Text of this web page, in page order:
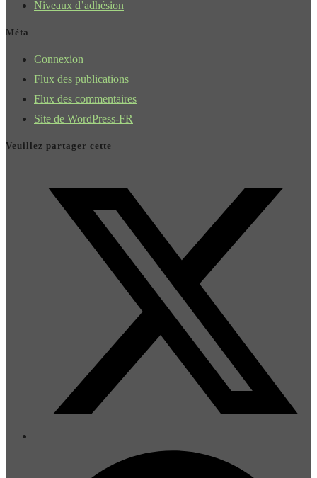
Niveaux d’adhésion
Méta
Connexion
Flux des publications
Flux des commentaires
Site de WordPress-FR
Veuillez partager cette